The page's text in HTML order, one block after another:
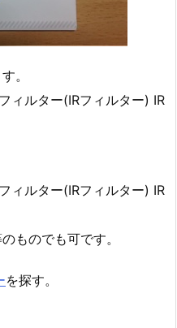
。
ィルター(IRフィルター) IR
ィルター(IRフィルター) IR
ものでも可です。
を探す。